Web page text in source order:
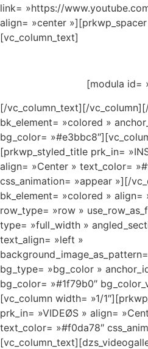
link= »https://
align= »center
[vc_column_text]
[modula id=
[/vc_column_text][/
bk_element= »colored »
bg_color=
[prkwp_styled_title prk_in=
align= »Center » text_color=
css_animation= »appear »][/
bk_element= »colored » align=
row_type= »row »
type= »full_width »
text_align= »left »
bg_type= »bg_color »
bg_color= »#1f79b0″
[vc_column width= »1/
prk_in= »VIDEØS » align=
text_color= »#f0da78″